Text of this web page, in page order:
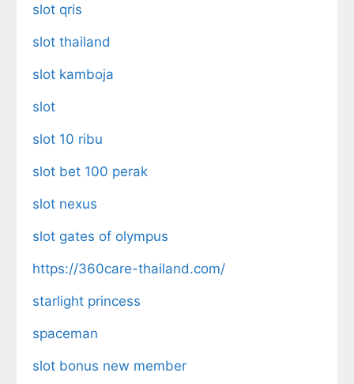
slot qris
slot thailand
slot kamboja
slot
slot 10 ribu
slot bet 100 perak
slot nexus
slot gates of olympus
https://360care-thailand.com/
starlight princess
spaceman
slot bonus new member